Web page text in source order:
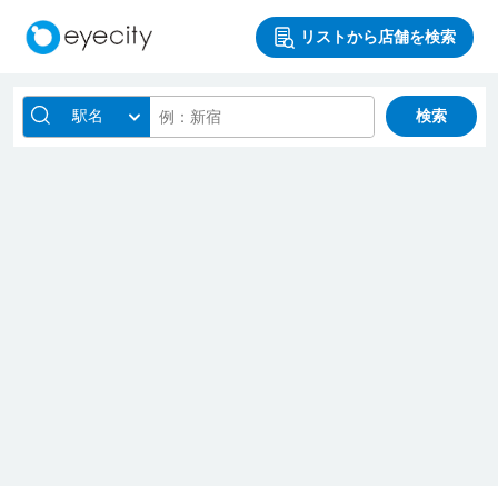
リストから店舗を検索
駅名 検索